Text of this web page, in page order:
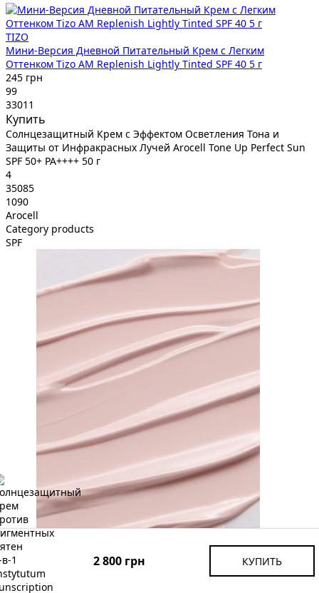
2 800 грн КУПИТЬ
TIZO
Мини-Версия Дневной Питательный Крем с Легким
Оттенком Tizo AM Replenish Lightly Tinted SPF 40 5 г
245 грн
99
33011
Купить
Солнцезащитный Крем с Эффектом Осветления Тона и
Защиты от Инфракрасных Лучей Arocell Tone Up Perfect Sun
SPF 50+ PA++++ 50 г
4
35085
1090
Arocell
Category products
SPF
Arocell